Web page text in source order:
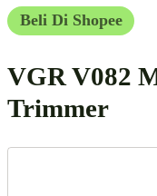
Beli Di Shopee
VGR V082
Trimmer